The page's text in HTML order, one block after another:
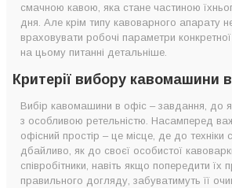
смачною кавою, яка стане частиною
дня. Але крім типу кавоварного апарату
враховувати робочі параметри
на цьому питанні детальніше.
Критерії вибору кавомашини
Вибір кавомашини в офіс – завдання, до
з особливою ретельністю. Насамперед
офісний простір – це місце, де до техніки
дбайливо, як до своєї особистої
співробітники, навіть якщо попередити їх
правильного догляду, забуватимуть її